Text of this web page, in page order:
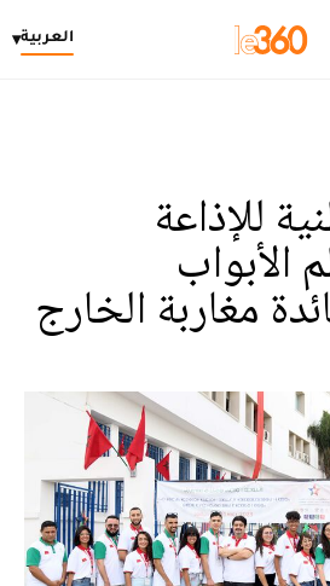
العربية▾
للإذاعة
الأبواب
مغاربة الخارج